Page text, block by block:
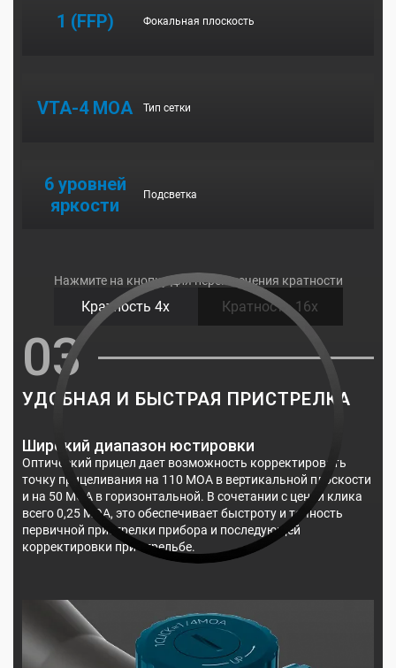
1 (FFP) Фокальная плоскость
VTA-4 MOA Тип сетки
6 уровней
яркости
Подсветка
Нажмите на кнопку для переключения кратности
Кратность 4х Кратность 16х
03
УДОБНАЯ И БЫСТРАЯ ПРИСТРЕЛКА
Широкий диапазон юстировки
Оптический прицел дает возможность корректировать
точку прицеливания на 110 МОА в вертикальной плоскости
и на 50 МОА в горизонтальной. В сочетании с ценой клика
всего 0,25 МОА, это обеспечивает быстроту и точность
первичной пристрелки прибора и последующей
корректировки при стрельбе.